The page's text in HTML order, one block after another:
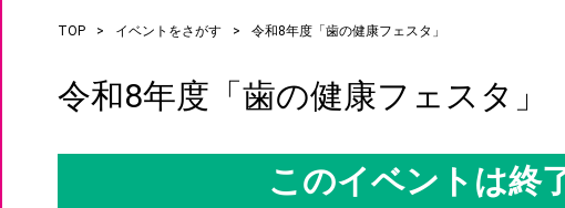
TOP イベントをさがす 令和8年度「歯の健康フェスタ」
令和8年度「歯の健康フェスタ」
このイベントは終